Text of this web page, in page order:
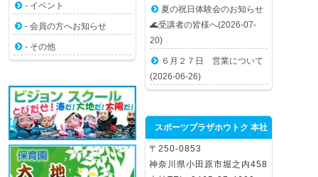
夏の祝日体験会のお知らせ
🌊受講者の皆様へ(2026-07-
20)
６月２７日 営業について
(2026-06-26)
- イベント
- 会員の方へお知らせ
- その他
スポーツプラザホウトク 本社
〒250-0853
神奈川県小田原市堀之内458